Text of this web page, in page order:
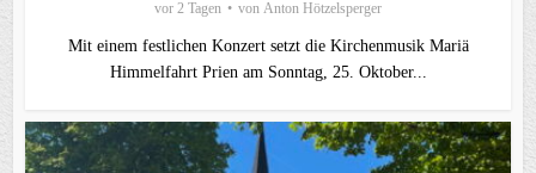
vor 2 Tagen von Anton Hötzelsperger
Mit einem festlichen Konzert setzt die Kirchenmusik Mariä
Himmelfahrt Prien am Sonntag, 25. Oktober...